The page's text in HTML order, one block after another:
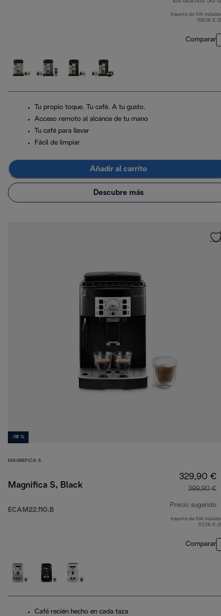
Importe de IVA
156,18 €
Comparar
Tu propio toque. Tu café. A tu gusto.
Acceso remoto al alcance de tu mano
Tu café para llevar
Fácil de limpiar
Añadir al carrito
Descubre más
-18 %
MAGNIFICA S
Magnifica S, Black
ECAM22.110.B
329,90 €
399,90 €
Precio sugerido
Importe de IVA
57,26 €
Comparar
Café recién hecho en cada taza